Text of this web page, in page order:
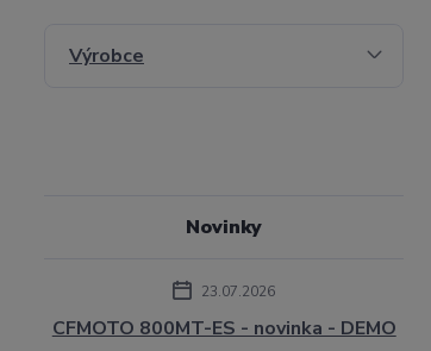
Výrobce
Novinky
23.07.2026
CFMOTO 800MT-ES - novinka - DEMO